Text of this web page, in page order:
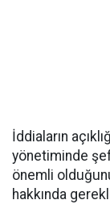
İddiaların
yönetiminde
önemli
hakkında